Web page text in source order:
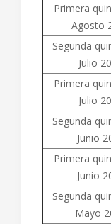
Primera
Agosto
Segunda
Julio
Primera
Julio
Segunda
Junio
Primera
Junio
Segunda
Mayo